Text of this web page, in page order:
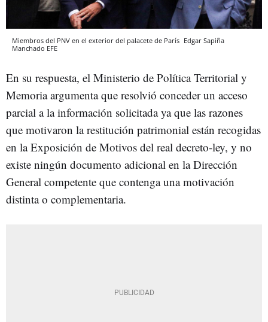
Miembros del PNV en el exterior del palacete de París Edgar Sapiña
Manchado EFE
En su respuesta, el Ministerio de Política Territorial y
Memoria argumenta que resolvió conceder un acceso
parcial a la información solicitada ya que las razones
que motivaron la restitución patrimonial están recogidas
en la Exposición de Motivos del real decreto-ley, y no
existe ningún documento adicional en la Dirección
General competente que contenga una motivación
distinta o complementaria.